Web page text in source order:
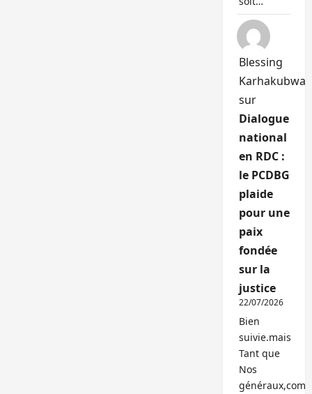
Blessing
Karhakubwa
sur
Dialogue
national
en RDC :
le PCDBG
plaide
pour une
paix
fondée
sur la
justice
22/07/2026
Bien
suivie.mais
Tant que
Nos
généraux,com